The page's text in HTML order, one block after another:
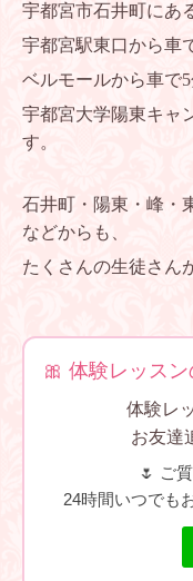
宇都宮市石井町にあ
宇都宮駅東口から車
ベルモールから車で5
宇都宮大学陽東キャ
す。
石井町・陽東・峰・
などからも、
たくさんの生徒さん
🎀 体験レッス
体験レ
お友達
🌷 ご
24時間いつでも